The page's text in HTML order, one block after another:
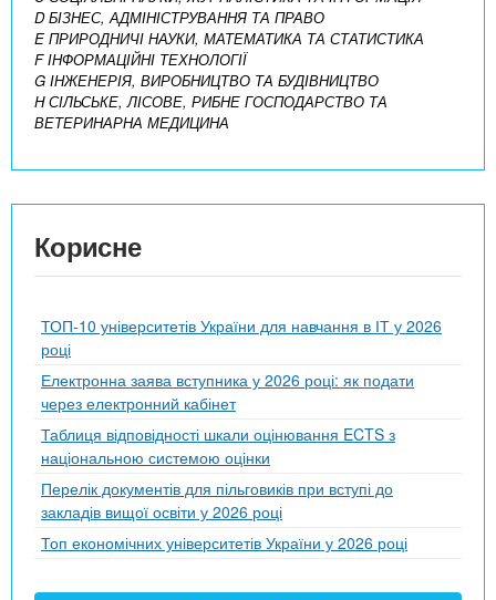
D БІЗНЕС, АДМІНІСТРУВАННЯ ТА ПРАВО
E ПРИРОДНИЧІ НАУКИ, МАТЕМАТИКА ТА СТАТИСТИКА
F ІНФОРМАЦІЙНІ ТЕХНОЛОГІЇ
G ІНЖЕНЕРІЯ, ВИРОБНИЦТВО ТА БУДІВНИЦТВО
H СІЛЬСЬКЕ, ЛІСОВЕ, РИБНЕ ГОСПОДАРСТВО ТА
ВЕТЕРИНАРНА МЕДИЦИНА
Корисне
ТОП-10 університетів України для навчання в ІТ у 2026
році
Електронна заява вступника у 2026 році: як подати
через електронний кабінет
Таблиця відповідності шкали оцінювання ECTS з
національною системою оцінки
Перелік документів для пільговиків при вступі до
закладів вищої освіти у 2026 році
Топ економічних університетів України у 2026 році